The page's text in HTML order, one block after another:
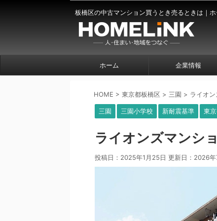
板橋区の中古マンション買うとき売るときは｜
ホーム 企業情報
HOME > 東京都板橋区 > 三園 > ライオ
三園 三園小学校 新耐震基準 東
ライオンズマンシ
投稿日：2025年1月25日 更新日： 2026年